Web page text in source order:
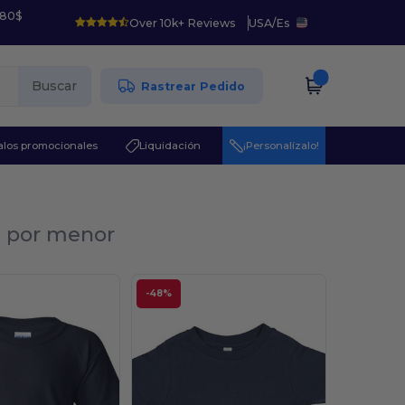
Over 10k+ Reviews USA/Es
Buscar Rastrear Pedido
promocionales Liquidación ¡Personalízalo!
por menor
-48%